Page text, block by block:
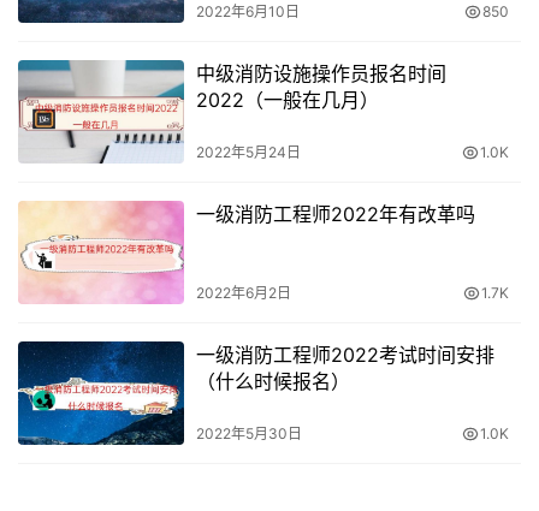
2022年6月10日 850
中级消防设施操作员报名时间
2022（一般在几月）
2022年5月24日 1.0K
一级消防工程师2022年有改革吗
2022年6月2日 1.7K
一级消防工程师2022考试时间安排
（什么时候报名）
2022年5月30日 1.0K